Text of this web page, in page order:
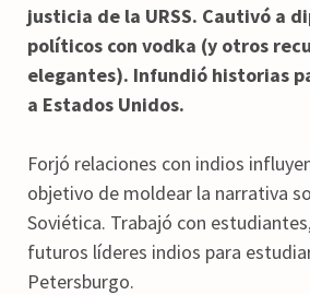
justicia de la URSS. Cautivó a
políticos con vodka (y otros
elegantes). Infundió historias
a Estados Unidos.
Forjó relaciones con indios
objetivo de moldear la narrativa
Soviética. Trabajó con
futuros líderes indios para
Petersburgo.